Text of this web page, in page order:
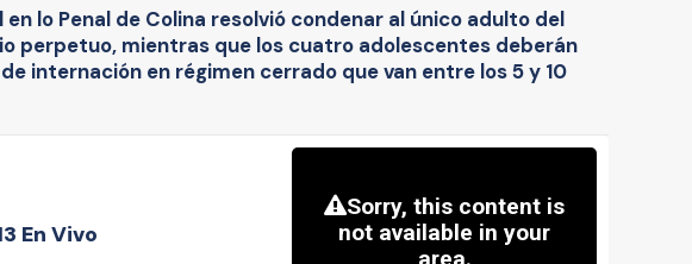
en lo Penal de Colina resolvió condenar al único adulto del
perpetuo, mientras que los cuatro adolescentes deberán
internación en régimen cerrado que van entre los 5 y 10
En Vivo